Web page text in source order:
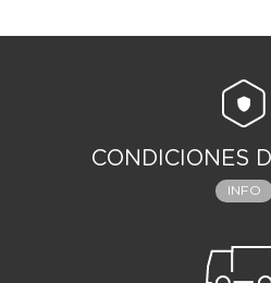
CONDICIONES
INFO